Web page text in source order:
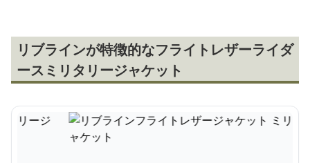
リブラインが特徴的なフライトレザーライダ
ースミリタリージャケット